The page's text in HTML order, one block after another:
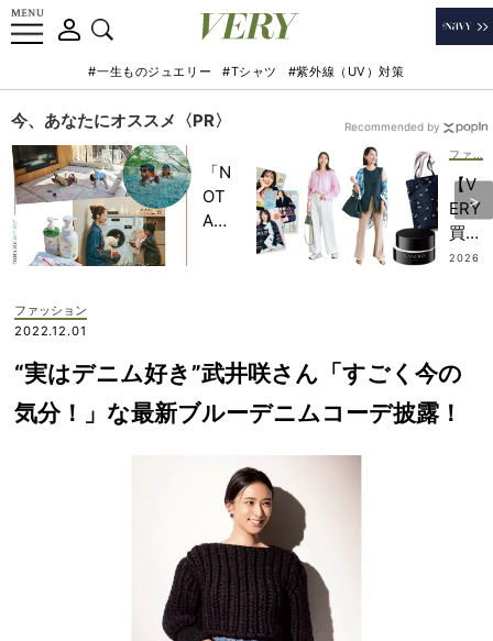
#一生ものジュエリー #Tシャツ #紫外線（UV）対策
今、あなたにオススメ〈PR〉
「N
OT
A
記憶
に一
生残
上の
家族
旅】
を
【V
ERY
買
い】
202
6年
上半
2026
Recommended by
ファッション
2022.12.01
“実はデニム好き”武井咲さん「すごく今の
気分！」な最新ブルーデニムコーデ披露！